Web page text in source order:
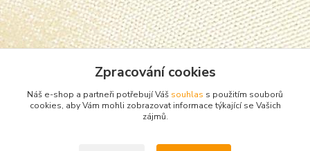
Zboží zařazeno v kategoriích
Punčocháče, silonky, ponožky
Zpracování cookies
Náš e-shop a partneři potřebují Váš souhlas s použitím souborů
cookies, aby Vám mohli zobrazovat informace týkající se Vašich
zájmů.